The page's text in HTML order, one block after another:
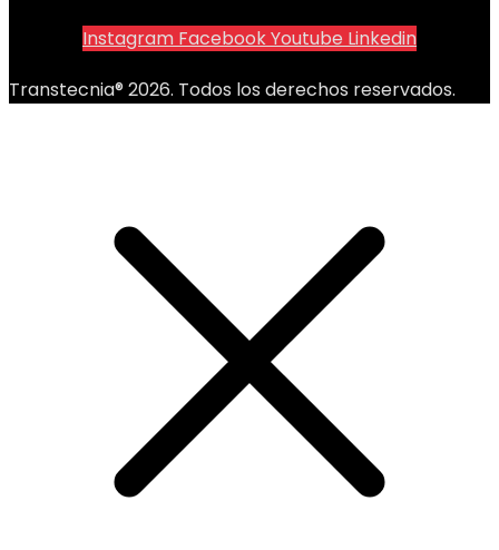
Instagram FacebookYoutube Linkedin
Transtecnia® 2026. Todos los derechos reservados.